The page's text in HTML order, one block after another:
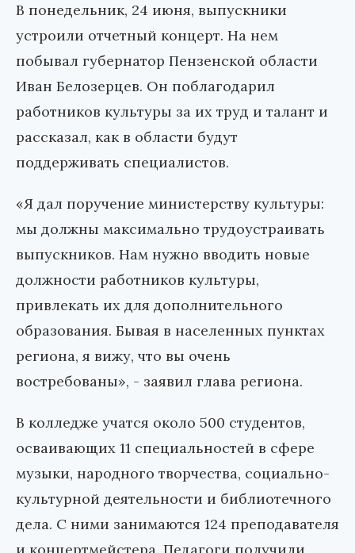
В понедельник, 24 июня, выпускники
устроили отчетный концерт. На нем
побывал губернатор Пензенской области
Иван Белозерцев. Он поблагодарил
работников культуры за их труд и талант и
рассказал, как в области будут
поддерживать специалистов.
«Я дал поручение министерству культуры:
мы должны максимально трудоустраивать
выпускников. Нам нужно вводить новые
должности работников культуры,
привлекать их для дополнительного
образования. Бывая в населенных пунктах
региона, я вижу, что вы очень
востребованы», - заявил глава региона.
В колледже учатся около 500 студентов,
осваивающих 11 специальностей в сфере
музыки, народного творчества, социально-
культурной деятельности и библиотечного
дела. С ними занимаются 124 преподавателя